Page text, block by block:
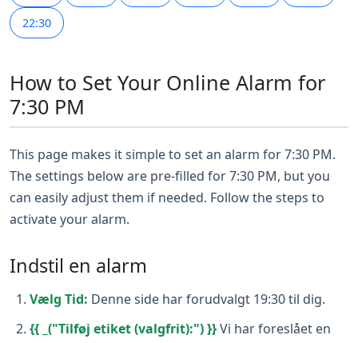
22:30
How to Set Your Online Alarm for
7:30 PM
This page makes it simple to set an alarm for 7:30 PM.
The settings below are pre-filled for 7:30 PM, but you
can easily adjust them if needed. Follow the steps to
activate your alarm.
Indstil en alarm
Vælg Tid: Denne side har forudvalgt 19:30 til dig.
{{ _("Tilføj etiket (valgfrit):") }}Vi har foreslået en